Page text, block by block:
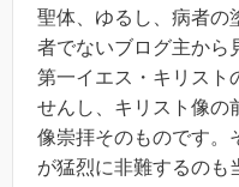
聖体、ゆるし、病者の
者でないブログ主から
第一イエス・キリスト
せんし、キリスト像の
像崇拝そのものです。
が猛烈に非難するのも